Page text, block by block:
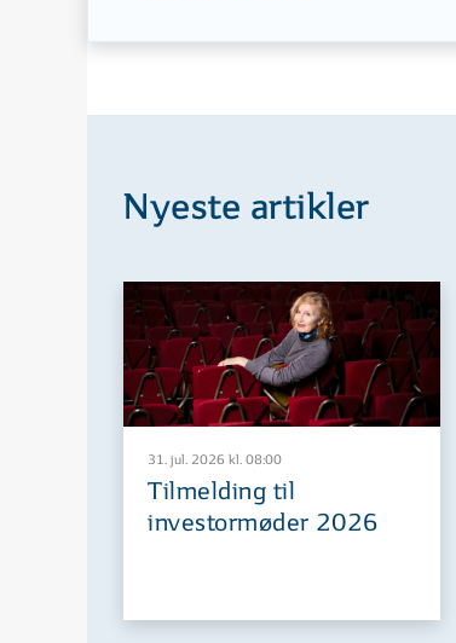
Nyeste artikler
31. jul. 2026 kl. 08:00
Tilmelding til
investormøder 2026